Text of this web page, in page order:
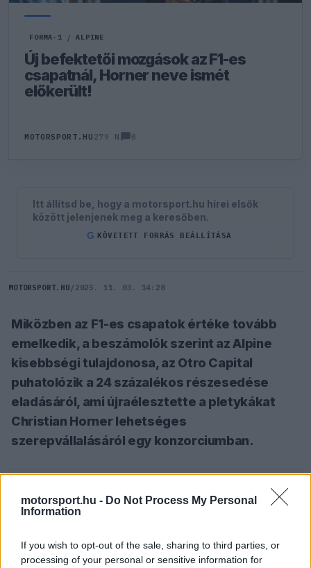
motorsport.hu - Do Not Process My Personal
Information
If you wish to opt-out of the sale, sharing to third parties, or
processing of your personal or sensitive information for
FORMA-1 / ALPINE
Új befektetői mozgások az F1-es
csapatnál, Horner neve ismét
előkerült!
MOTORSPORT.HU 279 N 0
Itt állítsd be, hogy a motorsport.hu hírei elsők
között jelenjenek meg a keresőben.
G KÖVETETT FORRÁS BEÁLLÍTÁSA
MOTORSPORT.HU / 2025. 11. 03. 14:28
Miközben az F1-es csapatok értéke tovább
emelkedik, a beszámolók szerint az Alpine
kisebbségi tulajdonosa, az Otro Capital
puhatolózik a 24 százalékos részesedése
eladásáról, ami újraélesztette a pletykákat
Christian Horner lehetséges
szerepvállalásáról egy konzorciumban.
magántőke-társaság korai egyeztetéseket folytat